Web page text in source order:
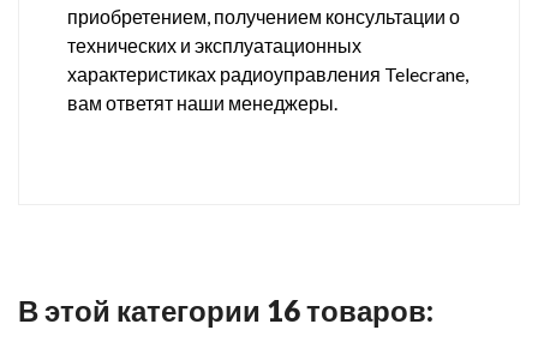
приобретением, получением консультации о
технических и эксплуатационных
характеристиках радиоуправления Telecrane,
вам ответят наши менеджеры.
В этой категории 16 товаров: